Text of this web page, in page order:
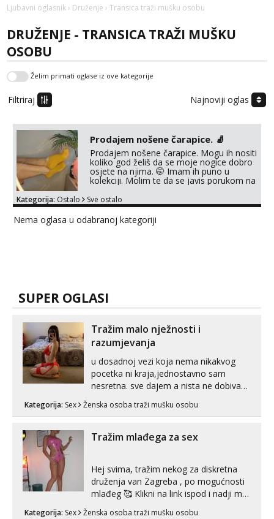
Ivančica
Tel:064/677-677- Kod: #108
Zara
Anđela
Čekam tvoj poziv!
Tel: 064/677-677- Kod: #142
tel:0,93€ - mob:1,12€ min
Ljubavni oglasnik › Druženje › Transica traži mušku osobu
DRUŽENJE - TRANSICA TRAŽI MUŠKU
OSOBU
Želim primati oglase iz ove kategorije
Filtriraj Najnoviji oglas
Prodajem nošene čarapice. 🧦
Prodajem nošene čarapice. Mogu ih nositi
koliko god želiš da se moje nogice dobro
osjete na njima. 🤭 Imam ih puno u
kolekciji. Molim te da se javis porukom na
👇 +385 91 912 3322 Šeljem ih u
paketomat Box Now ✅
Kategorija: Ostalo Sve ostalo
Nema oglasa u odabranoj kategoriji
SUPER OGLASI
Tražim malo nježnosti i
razumjevanja
u dosadnoj vezi koja nema nikakvog
pocetka ni kraja,jednostavno sam
nesretna. sve dajem a nista ne dobivam
zadovoljiti moje potrebe,ne trazim puno
volim njezan seks i njezne poljupce po
tijelu koji me jako pale,obozavam kad
Kategorija: Sex Ženska osoba traži mušku osobu
Tražim mlađega za sex
Hej svima, tražim nekog za diskretna
druženja van Zagreba , po mogućnosti
mlađeg 🥰 Klikni na link ispod i nadji me
Kategorija: Sex Ženska osoba traži mušku osobu